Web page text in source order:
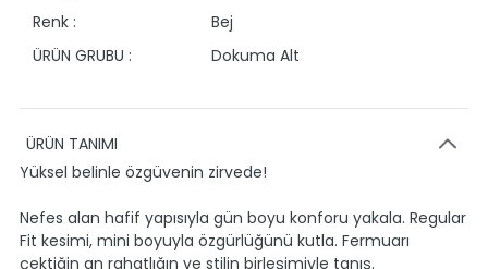
Renk :
Bej
ÜRÜN GRUBU :
Dokuma Alt
ÜRÜN TANIMI
Yüksel belinle özgüvenin zirvede!
Nefes alan hafif yapısıyla gün boyu konforu yakala. Regular
Fit kesimi, mini boyuyla özgürlüğünü kutla. Fermuarı
çektiğin an rahatlığın ve stilin birleşimiyle tanış.